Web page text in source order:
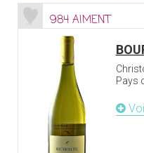
984 AIMENT
Pays